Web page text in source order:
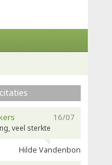
16/07
veel sterkte
Hilde Vandenbon